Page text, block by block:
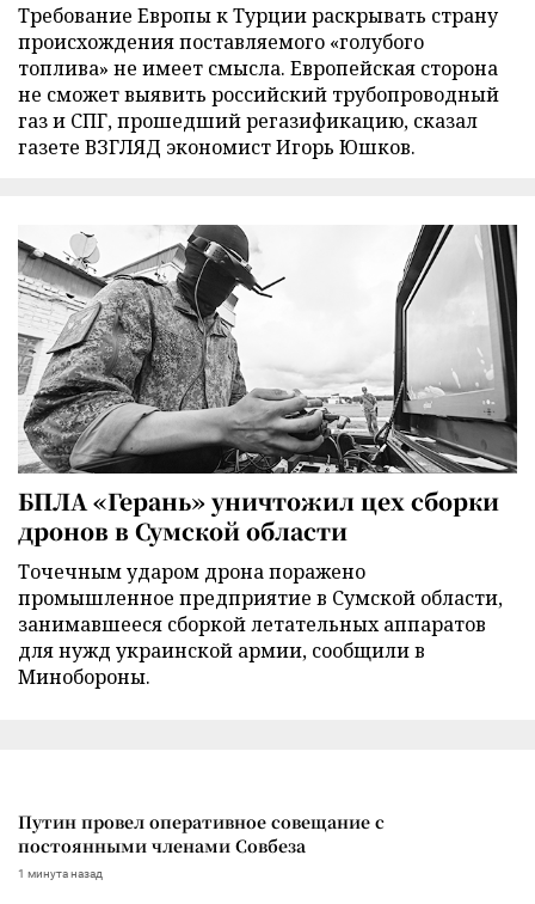
Требование Европы к Турции раскрывать страну
происхождения поставляемого «голубого
топлива» не имеет смысла. Европейская сторона
не сможет выявить российский трубопроводный
газ и СПГ, прошедший регазификацию, сказал
газете ВЗГЛЯД экономист Игорь Юшков.
БПЛА «Герань» уничтожил цех сборки
дронов в Сумской области
Точечным ударом дрона поражено
промышленное предприятие в Сумской области,
занимавшееся сборкой летательных аппаратов
для нужд украинской армии, сообщили в
Минобороны.
Путин провел оперативное совещание с
постоянными членами Совбеза
1 минута назад